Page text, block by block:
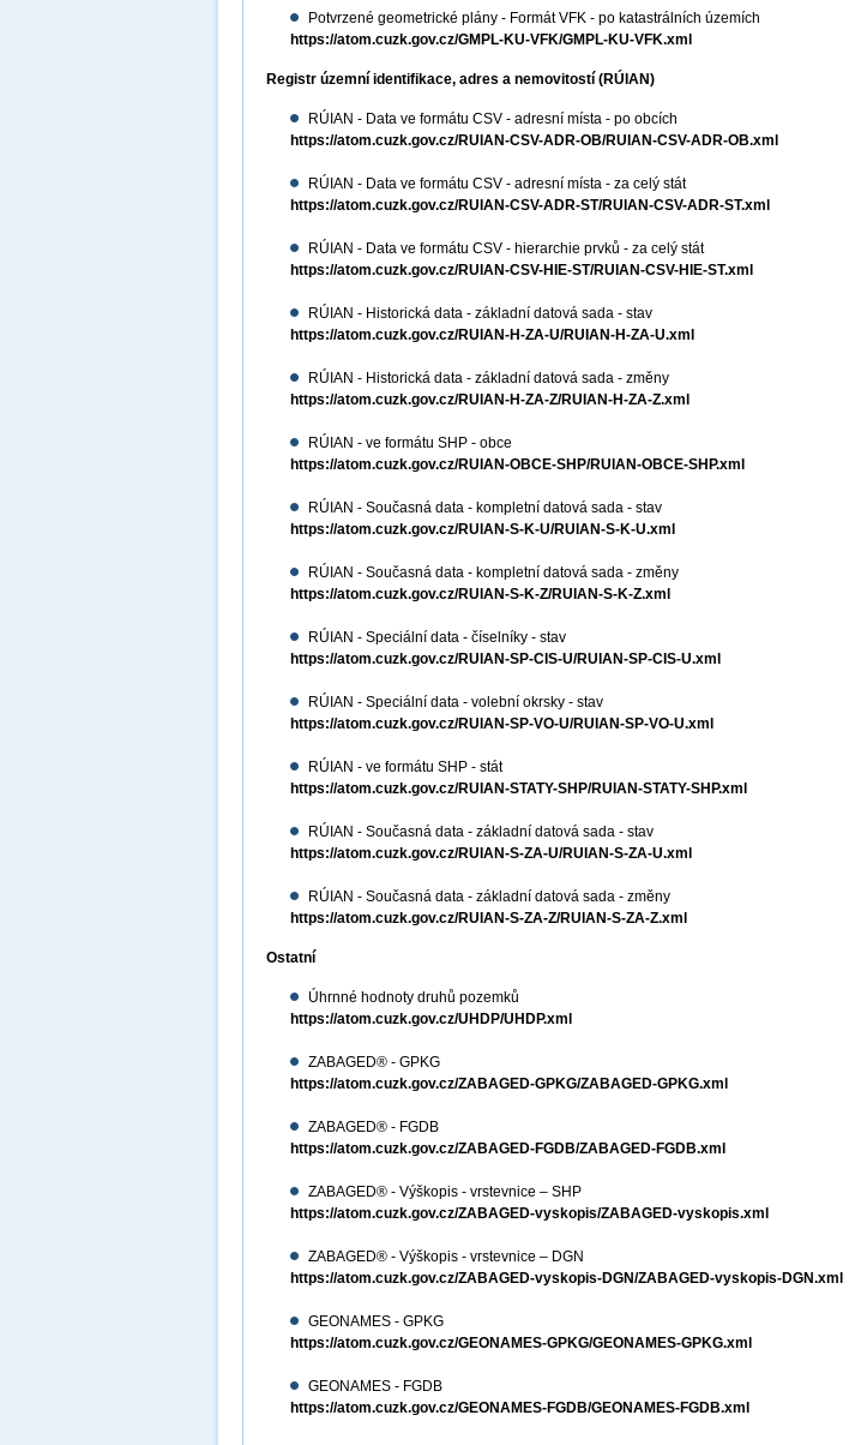
Potvrzené geometrické plány - Formát VFK - po katastrálních územích
https://atom.cuzk.gov.cz/GMPL-KU-VFK/GMPL-KU-VFK.xml
Registr územní identifikace, adres a nemovitostí (RÚIAN)
RÚIAN - Data ve formátu CSV - adresní místa - po obcích
https://atom.cuzk.gov.cz/RUIAN-CSV-ADR-OB/RUIAN-CSV-ADR-OB.xml
RÚIAN - Data ve formátu CSV - adresní místa - za celý stát
https://atom.cuzk.gov.cz/RUIAN-CSV-ADR-ST/RUIAN-CSV-ADR-ST.xml
RÚIAN - Data ve formátu CSV - hierarchie prvků - za celý stát
https://atom.cuzk.gov.cz/RUIAN-CSV-HIE-ST/RUIAN-CSV-HIE-ST.xml
RÚIAN - Historická data - základní datová sada - stav
https://atom.cuzk.gov.cz/RUIAN-H-ZA-U/RUIAN-H-ZA-U.xml
RÚIAN - Historická data - základní datová sada - změny
https://atom.cuzk.gov.cz/RUIAN-H-ZA-Z/RUIAN-H-ZA-Z.xml
RÚIAN - ve formátu SHP - obce
https://atom.cuzk.gov.cz/RUIAN-OBCE-SHP/RUIAN-OBCE-SHP.xml
RÚIAN - Současná data - kompletní datová sada - stav
https://atom.cuzk.gov.cz/RUIAN-S-K-U/RUIAN-S-K-U.xml
RÚIAN - Současná data - kompletní datová sada - změny
https://atom.cuzk.gov.cz/RUIAN-S-K-Z/RUIAN-S-K-Z.xml
RÚIAN - Speciální data - číselníky - stav
https://atom.cuzk.gov.cz/RUIAN-SP-CIS-U/RUIAN-SP-CIS-U.xml
RÚIAN - Speciální data - volební okrsky - stav
https://atom.cuzk.gov.cz/RUIAN-SP-VO-U/RUIAN-SP-VO-U.xml
RÚIAN - ve formátu SHP - stát
https://atom.cuzk.gov.cz/RUIAN-STATY-SHP/RUIAN-STATY-SHP.xml
RÚIAN - Současná data - základní datová sada - stav
https://atom.cuzk.gov.cz/RUIAN-S-ZA-U/RUIAN-S-ZA-U.xml
RÚIAN - Současná data - základní datová sada - změny
https://atom.cuzk.gov.cz/RUIAN-S-ZA-Z/RUIAN-S-ZA-Z.xml
Ostatní
Úhrnné hodnoty druhů pozemků
https://atom.cuzk.gov.cz/UHDP/UHDP.xml
ZABAGED® - GPKG
https://atom.cuzk.gov.cz/ZABAGED-GPKG/ZABAGED-GPKG.xml
ZABAGED® - FGDB
https://atom.cuzk.gov.cz/ZABAGED-FGDB/ZABAGED-FGDB.xml
ZABAGED® - Výškopis - vrstevnice – SHP
https://atom.cuzk.gov.cz/ZABAGED-vyskopis/ZABAGED-vyskopis.xml
ZABAGED® - Výškopis - vrstevnice – DGN
https://atom.cuzk.gov.cz/ZABAGED-vyskopis-DGN/ZABAGED-vyskopis-DGN.xml
GEONAMES - GPKG
https://atom.cuzk.gov.cz/GEONAMES-GPKG/GEONAMES-GPKG.xml
GEONAMES - FGDB
https://atom.cuzk.gov.cz/GEONAMES-FGDB/GEONAMES-FGDB.xml